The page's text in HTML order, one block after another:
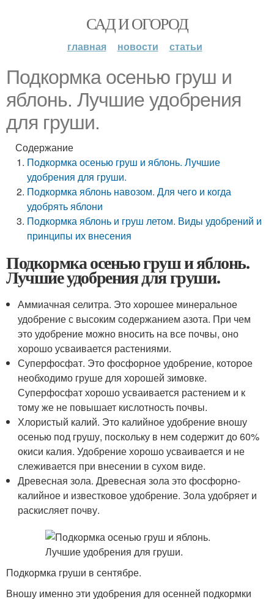
САД И ОГОРОД
главная новости статьи
Подкормка осенью груш и
яблонь. Лучшие удобрения
для груши.
Содержание
Подкормка осенью груш и яблонь. Лучшие
удобрения для груши.
Подкормка яблонь навозом. Для чего и когда
удобрять яблони
Подкормка яблонь и груш летом. Виды удобрений и
принципы их внесения
Подкормка осенью груш и яблонь.
Лучшие удобрения для груши.
Аммиачная селитра. Это хорошее минеральное
удобрение с высоким содержанием азота. При чем
это удобрение можно вносить на все почвы, оно
хорошо усваивается растениями.
Суперфосфат. Это фосфорное удобрение, которое
необходимо груше для хорошей зимовке.
Суперфосфат хорошо усваивается растением и к
тому же не повышает кислотность почвы.
Хлористый калий. Это калийное удобрение вношу
осенью под грушу, поскольку в нем содержит до 60%
окиси калия. Удобрение хорошо усваивается и не
слеживается при внесении в сухом виде.
Древесная зола. Древесная зола это фосфорно-
калийное и известковое удобрение. Зола удобряет и
раскисляет почву.
Подкормка груши в сентябре.
Вношу именно эти удобрения для осенней подкормки